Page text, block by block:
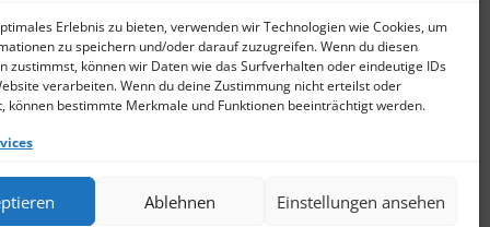
Erlebnis zu bieten, verwenden wir Technologien wie Cookies, um
zu speichern und/oder darauf zuzugreifen. Wenn du diesen
zustimmst, können wir Daten wie das Surfverhalten oder eindeutige IDs
verarbeiten. Wenn du deine Zustimmung nicht erteilst oder
können bestimmte Merkmale und Funktionen beeinträchtigt werden.
Ablehnen Einstellungen ansehen